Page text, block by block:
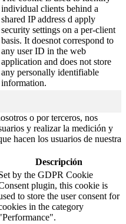
individual clients behind a
shared IP address d apply
security settings on a per-client
basis. It doesnot correspond to
any user ID in the web
application and does not store
any personally identifiable
information.
o por terceros, nos
y realizar la medición y
hacen los usuarios de nuestra
Descripción
by the GDPR Cookie
plugin, this cookie is
to store the user consent for
in the category